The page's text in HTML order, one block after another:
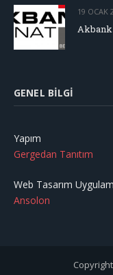
19 OCAK
Akbank
GENEL BILGI
Yapım
Gergedan Tanıtım
Web Tasarım
Ansolon